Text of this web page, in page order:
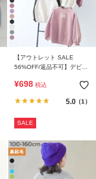
【アウトレット SALE
56%OFF/返品不可】デビラ
毛 ラグラントレーナー
¥698 税込
5.0（1）
SALE